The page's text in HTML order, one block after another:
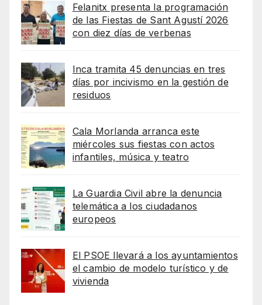
Felanitx presenta la programación
de las Fiestas de Sant Agustí 2026
con diez días de verbenas
Inca tramita 45 denuncias en tres
días por incivismo en la gestión de
residuos
Cala Morlanda arranca este
miércoles sus fiestas con actos
infantiles, música y teatro
La Guardia Civil abre la denuncia
telemática a los ciudadanos
europeos
El PSOE llevará a los ayuntamientos
el cambio de modelo turístico y de
vivienda